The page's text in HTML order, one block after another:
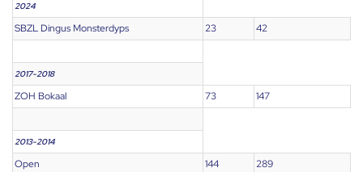
2024
SBZL Dingus Monsterdyps 23 42
2017-2018
ZOH Bokaal 73 147
2013-2014
Open 144
289